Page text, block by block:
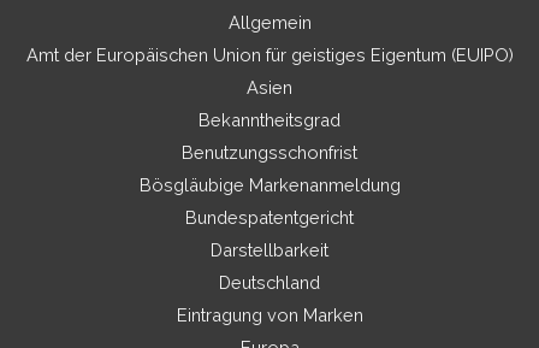
Allgemein
Amt der Europäischen Union für geistiges Eigentum (EUIPO)
Asien
Bekanntheitsgrad
Benutzungsschonfrist
Bösgläubige Markenanmeldung
Bundespatentgericht
Darstellbarkeit
Deutschland
Eintragung von Marken